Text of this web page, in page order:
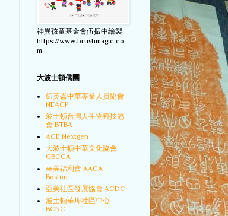
神異孩童基金會伍振中繪製
https://www.brushmagic.co
m
大波士頓僑團
紐英崙中華專業人員協會
NEACP
波士頓台灣人生物科技協
會 BTBA
ACE Nextgen
大波士頓中華文化協會
GBCCA
華美福利會 AACA
Boston
亞美社區發展協會 ACDC
波士頓華埠社區中心
BCNC